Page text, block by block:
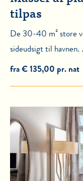
tilpas
De 30-40 m² store
sideudsigt til havnen.
fra € 135,00 pr. nat